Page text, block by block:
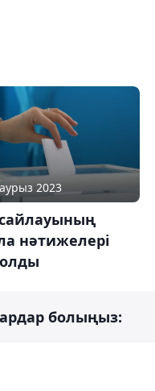
2023
нәтижелері
болыңыз: